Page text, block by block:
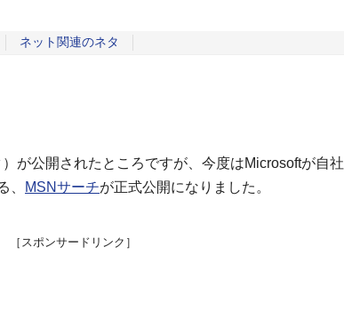
ネット関連のネタ
が公開されたところですが、今度はMicrosoftが自社
、
MSNサーチが正式公開になりました。
［スポンサードリンク］